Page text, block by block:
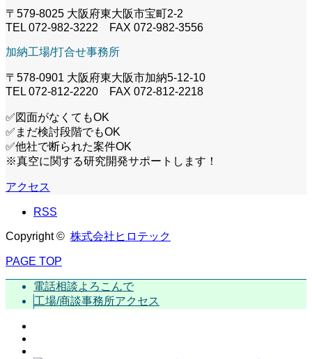
〒579-8025 大阪府東大阪市宝町2-2
TEL 072-982-3222 FAX 072-982-3556
加納工場/打合せ事務所
〒578-0901 大阪府東大阪市加納5-12-10
TEL 072-812-2220 FAX 072-812-2218
✅図面がなくてもOK
✅まだ検討段階でもOK
✅他社で断られた案件OK
※真空に関する研究開発サポートします！
アクセス
RSS
Copyright © 株式会社ヒロテック
PAGE TOP
電話相談よろこんで
工場/商談事務所アクセス